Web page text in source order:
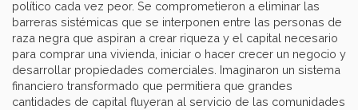
político cada vez peor. Se comprometieron a eliminar las
barreras sistémicas que se interponen entre las personas de
raza negra que aspiran a crear riqueza y el capital necesario
para comprar una vivienda, iniciar o hacer crecer un negocio y
desarrollar propiedades comerciales. Imaginaron un sistema
financiero transformado que permitiera que grandes
cantidades de capital fluyeran al servicio de las comunidades